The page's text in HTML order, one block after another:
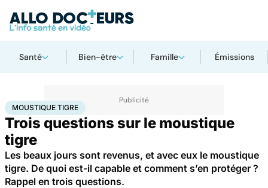
Santé Bien-être Famille Émissions
AccueilSantéMaladiesMaladies infectieuses
MOUSTIQUE TIGRE
Trois questions sur le moustique
tigre
Les beaux jours sont revenus, et avec eux le moustique
tigre. De quoi est-il capable et comment s’en protéger ?
Rappel en trois questions.